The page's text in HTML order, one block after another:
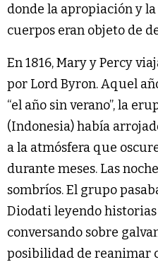
donde la apropiación y
cuerpos eran objeto de
En 1816, Mary y Percy
por Lord Byron. Aquel
“el año sin verano”, la
(Indonesia) había
a la atmósfera que
durante meses. Las
sombríos. El grupo
Diodati leyendo
conversando sobre
posibilidad de reanimar